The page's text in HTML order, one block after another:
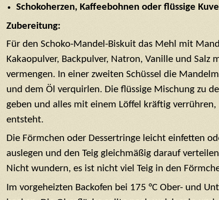
Schokoherzen, Kaffeebohnen oder flüssige
Zubereitung:
Für den Schoko-Mandel-Biskuit das Mehl mit
Kakaopulver, Backpulver, Natron, Vanille und Salz
vermengen. In einer zweiten Schüssel die
und dem Öl verquirlen. Die flüssige Mischung zu
geben und alles mit einem Löffel kräftig verrühren,
entsteht.
Die Förmchen oder Dessertringe leicht einfetten
auslegen und den Teig gleichmäßig darauf
Nicht wundern, es ist nicht viel Teig in den
Im vorgeheizten Backofen bei 175 °C Ober- und